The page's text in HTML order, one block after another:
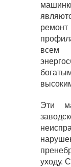
всем
Эти
уходу.